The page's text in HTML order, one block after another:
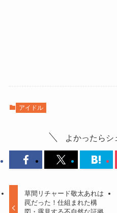
アイドル
よかったらシ
草間リチャード敬太あれは
罠だった！仕組まれた構